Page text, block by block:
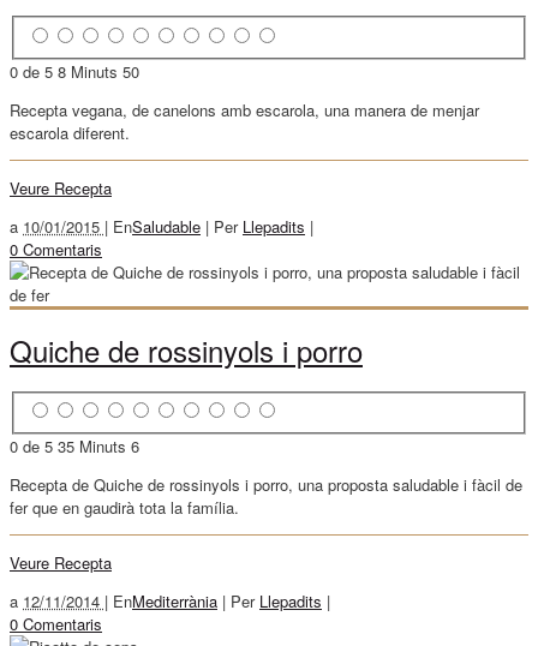
0 de 5 8 Minuts 50
Recepta vegana, de canelons amb escarola, una manera de menjar
escarola diferent.
Veure Recepta
a 10/01/2015 | EnSaludable | Per Llepadits |
0 Comentaris
Quiche de rossinyols i porro
0 de 5 35 Minuts 6
Recepta de Quiche de rossinyols i porro, una proposta saludable i fàcil de
fer que en gaudirà tota la família.
Veure Recepta
a 12/11/2014 | EnMediterrània | Per Llepadits |
0 Comentaris